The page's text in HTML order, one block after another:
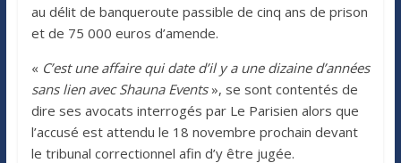
au délit de banqueroute passible de cinq ans de prison
et de 75 000 euros d’amende.
« C’est une affaire qui date d’il y a une dizaine d’années
sans lien avec Shauna Events», se sont contentés de
dire ses avocats interrogés par Le Parisien alors que
l’accusé est attendu le 18 novembre prochain devant
le tribunal correctionnel afin d’y être jugée.